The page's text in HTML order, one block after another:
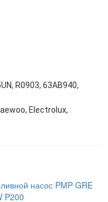
R0903, 63AB940,
Electrolux,